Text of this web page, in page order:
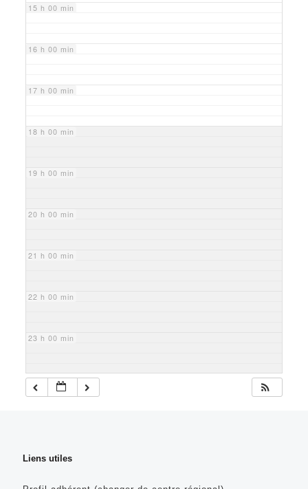
15 h 00 min
16 h 00 min
17 h 00 min
18 h 00 min
19 h 00 min
20 h 00 min
21 h 00 min
22 h 00 min
23 h 00 min
Liens utiles